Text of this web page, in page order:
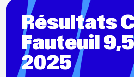
Résultats
Fauteuil
2025